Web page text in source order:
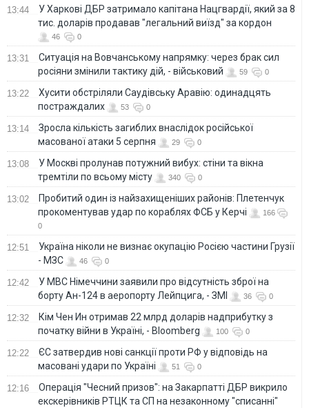
13:44
У Харкові ДБР затримало капітана Нацгвардії, який за 8
тис. доларів продавав "легальний виїзд" за кордон
46 0
13:31
Ситуація на Вовчанському напрямку: через брак сил
росіяни змінили тактику дій, - військовий
59 0
13:22
Хусити обстріляли Саудівську Аравію: одинадцять
постраждалих
53 0
13:14
Зросла кількість загиблих внаслідок російської
масованої атаки 5 серпня
29 0
13:08
У Москві пролунав потужний вибух: стіни та вікна
тремтіли по всьому місту
340 0
13:02
Пробитий один із найзахищеніших районів: Плетенчук
прокоментував удар по кораблях ФСБ у Керчі
166
0
12:51
Україна ніколи не визнає окупацію Росією частини Грузії
- МЗС
46 0
12:42
У МВС Німеччини заявили про відсутність зброї на
борту Ан-124 в аеропорту Лейпцига, - ЗМІ
36 0
12:32
Кім Чен Ин отримав 22 млрд доларів надприбутку з
початку війни в Україні, - Bloomberg
100 0
12:22
ЄС затвердив нові санкції проти РФ у відповідь на
масовані удари по Україні
51 0
12:16
Операція "Чесний призов": на Закарпатті ДБР викрило
екскерівників РТЦК та СП на незаконному "списанні"